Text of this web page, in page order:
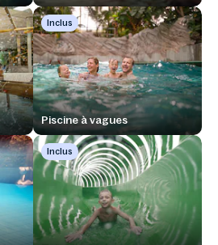
Inclus
Piscine à vagues
Inclus